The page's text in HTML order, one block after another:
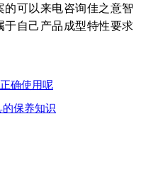
可以来电咨询佳之意智
自己产品成型特性要求
确使用呢
保养知识